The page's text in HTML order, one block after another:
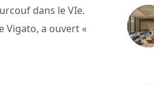
dans le VIe.
Vigato, a ouvert «